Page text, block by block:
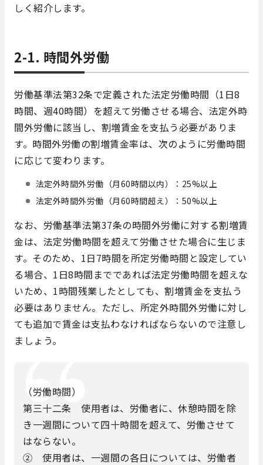
しく紹介します。
2-1. 時間外労働
労働基準法第32条で定義された法定労働時間（1日8
時間、週40時間）を超えて労働させる場合、法定外時
間外労働に該当し、割増賃金を支払う必要がありま
す。時間外労働の割増賃金率は、次のように労働時間
に応じて変わります。
法定外時間外労働（月60時間以内）：25%以上
法定外時間外労働（月60時間超え）：50%以上
なお、労働基準法第37条の時間外労働に対する割増賃
金は、法定労働時間を超えて労働させた場合に生じま
す。そのため、1日7時間を所定労働時間と設定してい
る場合、1日8時間までであれば法定労働時間を超えな
いため、1時間残業したとしても、割増賃金を支払う
必要はありません。ただし、所定外時間外労働に対し
ても追加で賃金は支払わなければならないので注意し
ましょう。
（労働時間）
第三十二条 使用者は、労働者に、休憩時間を除
き一週間について四十時間を超えて、労働させて
はならない。
② 使用者は、一週間の各日については、労働者